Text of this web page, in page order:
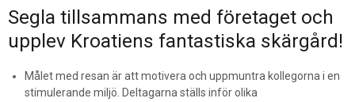
Segla tillsammans med företaget och
upplev Kroatiens fantastiska skärgård!
Målet med resan är att motivera och uppmuntra kollegorna i en
stimulerande miljö. Deltagarna ställs inför olika